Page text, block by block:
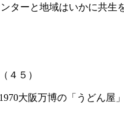
ターと地域はいかに共生
４５）
大阪万博の「うどん屋」